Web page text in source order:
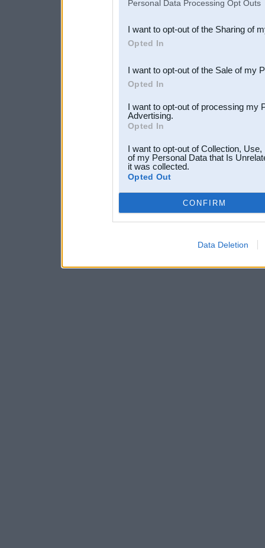
Downstream Participants
third parties.
Personal Data Processing Opt Outs
I want to opt-out of the Sharing of
Opted In
I want to opt-out of the Sale of my
Opted In
I want to opt-out of processing my
Advertising.
Opted In
I want to opt-out of Collection,
of my Personal Data that Is
it was collected.
Opted Out
CONFIRM
Data Deletion